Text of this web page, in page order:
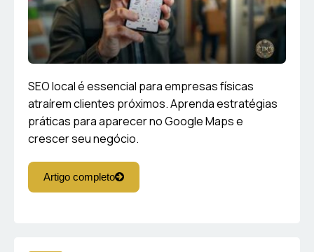
SEO local é essencial para empresas físicas
atraírem clientes próximos. Aprenda estratégias
práticas para aparecer no Google Maps e
crescer seu negócio.
Artigo completo